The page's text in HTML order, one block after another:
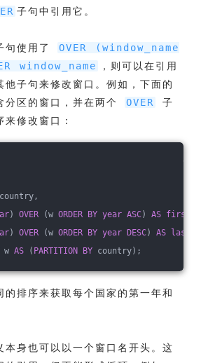
子句中引用它。
句使用了
OVER (window_name
window_name
，则可以在引用
他子句来修改窗口。例如，下面的
分区的窗口，并在两个
OVER
子
修改窗口：
) OVER (w ORDER BY year ASC) AS first
) OVER (w ORDER BY year DESC) AS
last
w AS ( PARTITION BY country);
的排序来获取每个国家的第一年和
本身也可以以一个窗口名开头。这